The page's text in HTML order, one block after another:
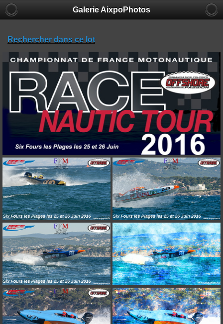
Galerie AixpoPhotos
Rechercher dans ce lot